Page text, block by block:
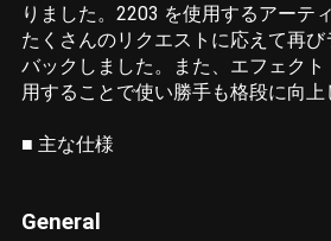
りました。2203 を使用するアーテ
たくさんのリクエストに応えて再
バックしました。また、エフェク
用することで使い勝手も格段に向上
■ 主な仕様
General